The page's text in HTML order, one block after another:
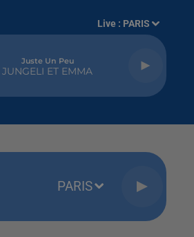
Live : PARIS
Juste Un Peu
JUNGELI ET EMMA
PARIS